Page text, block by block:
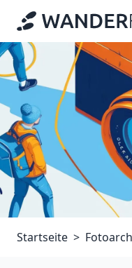
Startseite